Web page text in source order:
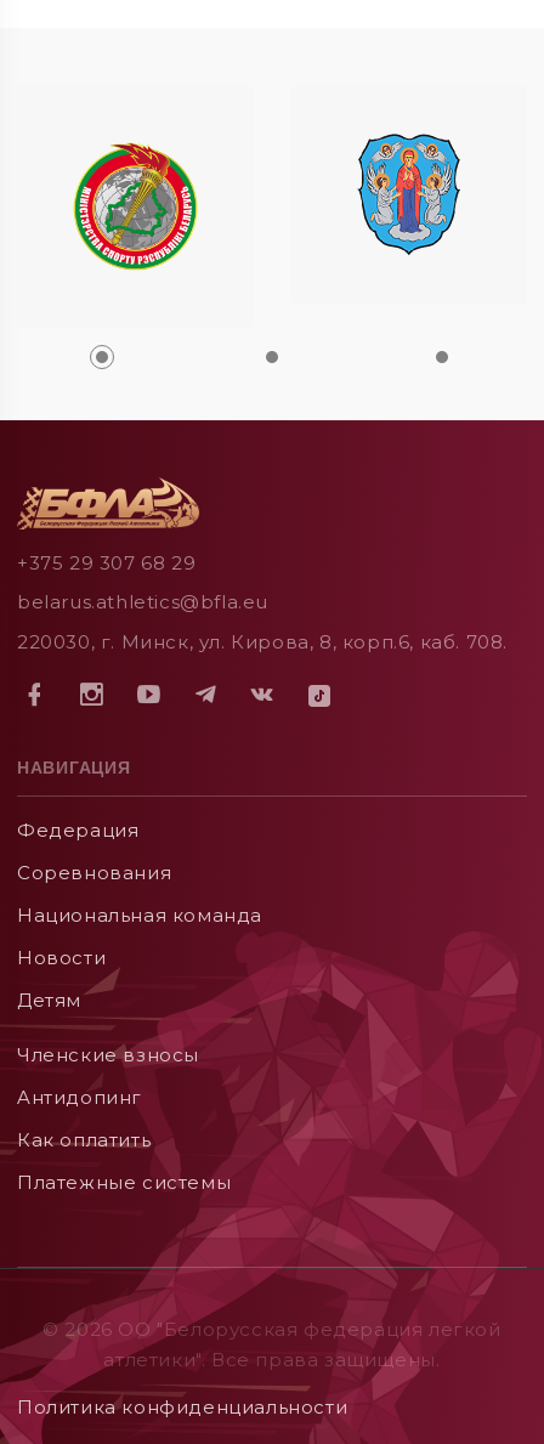
+375 29 307 68 29
belarus.athletics@bfla.eu
220030, г. Минск, ул. Кирова, 8, корп.6, каб. 708.
НАВИГАЦИЯ
Федерация
Соревнования
Национальная команда
Новости
Детям
Членские взносы
Aнтидопинг
Как оплатить
Платежные системы
© 2026 ОO "Белорусская федерация легкой
атлетики". Все права защищены.
Политика конфиденциальности